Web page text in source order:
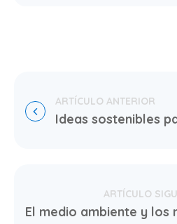
Ideas sostenibles
El medio ambiente y los